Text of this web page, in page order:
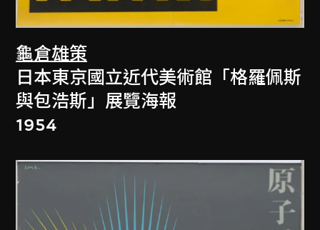
龜倉雄策
日本東京國立近代美術館「格羅佩斯
與包浩斯」展覽海報
1954